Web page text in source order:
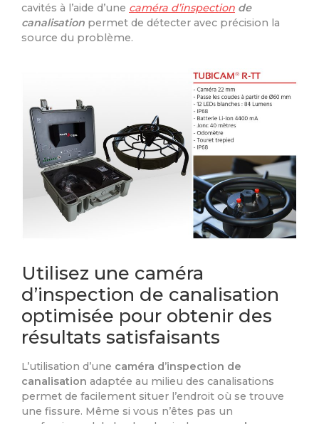
cavités à l’aide d’une caméra d’inspection de
canalisation permet de détecter avec précision la
source du problème.
Utilisez une caméra
d’inspection de canalisation
optimisée pour obtenir des
résultats satisfaisants
L’utilisation d’une caméra d’inspection de
canalisation adaptée au milieu des canalisations
permet de facilement situer l’endroit où se trouve
une fissure. Même si vous n’êtes pas un